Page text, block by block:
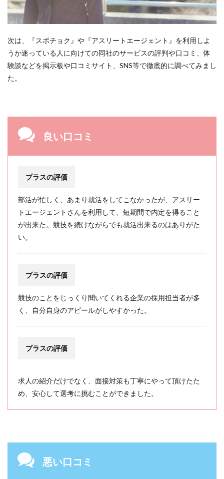
次は、『スポチョク』や『アスリートエージェント』を利用しよ
うか迷っている人に向けての同社のサービスの評判や口コミ、体
験談などを掲示板や口コミサイト、SNS等で徹底的に調べてみまし
た。
良い口コミ
プラスの評価
部活が忙しく、あまり就活をしてこなかったが、アスリー
トエージェントさんを利用して、短期間で内定を得ること
が出来た。競技を続けながらでも就活出来るのはありがた
い。
プラスの評価
競技のことをじっくり聞いてくれる企業の採用担当者が多
く、自分自身のアピールがしやすかった。
プラスの評価
求人の紹介だけでなく、面接対策も丁寧にやって頂けたた
め、安心して選考に挑むことができました。
悪い口コミ